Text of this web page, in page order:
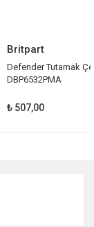
Britpart
Defender Tutamak
DBP6532PMA
₺ 507,00